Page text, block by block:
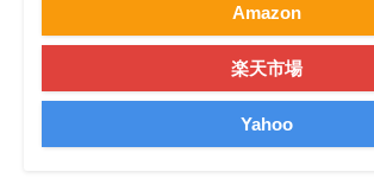
Amazon
楽天市場
Yahoo